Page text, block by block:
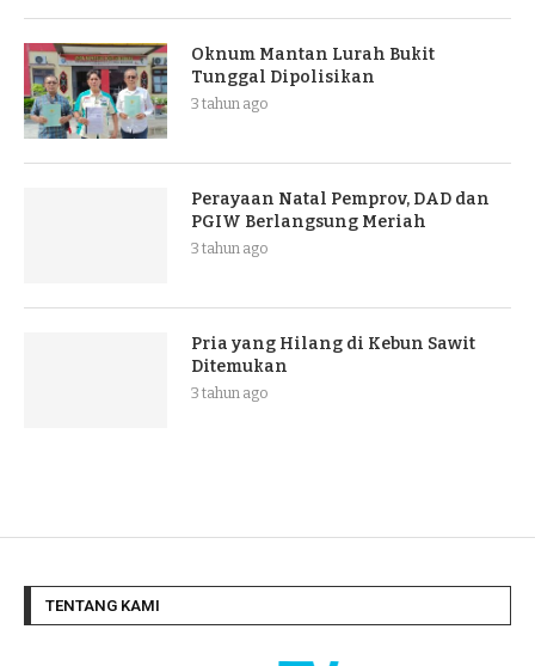
Oknum Mantan Lurah Bukit
Tunggal Dipolisikan
3 tahun ago
Perayaan Natal Pemprov, DAD dan
PGIW Berlangsung Meriah
3 tahun ago
Pria yang Hilang di Kebun Sawit
Ditemukan
3 tahun ago
TENTANG KAMI